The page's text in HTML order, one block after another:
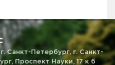
г. Санкт-Петербург, г. Санкт-
Проспект Науки, 17 к б